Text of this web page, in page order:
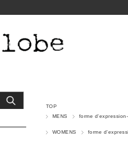
TOP
MENS
forme
WOMENS forme